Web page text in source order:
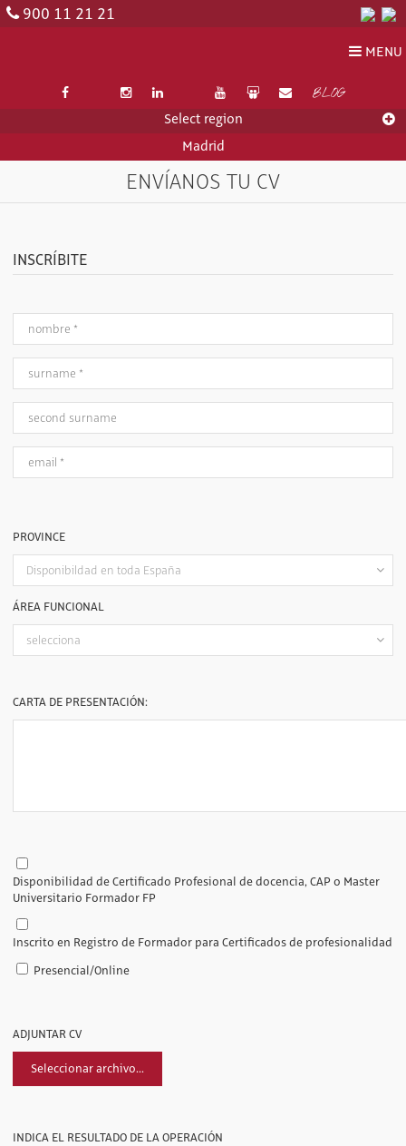
900 11 21 21
MENU
BLOG
ENVÍANOS TU CV
Select region
Madrid
INSCRÍBITE
PROVINCE
ÁREA FUNCIONAL
CARTA DE PRESENTACIÓN:
Disponibilidad de Certificado Profesional de docencia, CAP o Master
Universitario Formador FP
Inscrito en Registro de Formador para Certificados de profesionalidad
Presencial/Online
ADJUNTAR CV
Seleccionar archivo...
INDICA EL RESULTADO DE LA OPERACIÓN